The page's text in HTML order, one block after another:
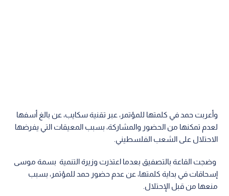
وأعربت حمد في كلمتها للمؤتمر، عبر تقنية سكايب، عن بالغ أسفها
لعدم تمكنها من الحضور والمشاركة، بسبب المعيقات التي يفرضها
الاحتلال على الشعب الفلسطيني.
وضجت القاعة بالتصفيق بعدما اعتذرت وزيرة التنمية بسمة موسى
إسحاقات في بداية كلمتها، عن عدم حضور حمد للمؤتمر، بسبب
منعها من قبل الإحتلال.